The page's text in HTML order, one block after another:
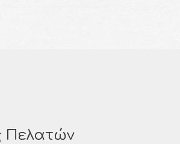
Πελατών